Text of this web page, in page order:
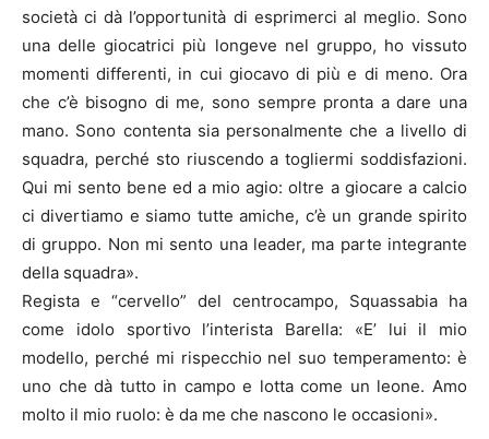
società ci dà l’opportunità di esprimerci al meglio. Sono
una delle giocatrici più longeve nel gruppo, ho vissuto
momenti differenti, in cui giocavo di più e di meno. Ora
che c’è bisogno di me, sono sempre pronta a dare una
mano. Sono contenta sia personalmente che a livello di
squadra, perché sto riuscendo a togliermi soddisfazioni.
Qui mi sento bene ed a mio agio: oltre a giocare a calcio
ci divertiamo e siamo tutte amiche, c’è un grande spirito
di gruppo. Non mi sento una leader, ma parte integrante
della squadra».
Regista e “cervello” del centrocampo, Squassabia ha
come idolo sportivo l’interista Barella: «E’ lui il mio
modello, perché mi rispecchio nel suo temperamento: è
uno che dà tutto in campo e lotta come un leone. Amo
molto il mio ruolo: è da me che nascono le occasioni».